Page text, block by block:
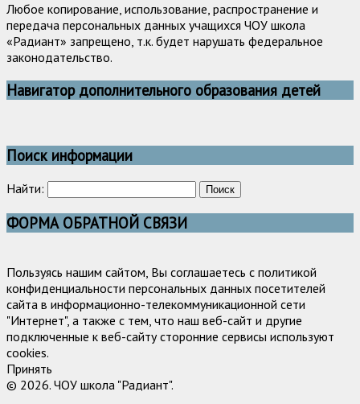
Любое копирование, использование, распространение и
передача персональных данных учащихся ЧОУ школа
«Радиант» запрещено, т.к. будет нарушать федеральное
законодательство.
Навигатор дополнительного образования детей
Поиск информации
Найти:
ФОРМА ОБРАТНОЙ СВЯЗИ
Пользуясь нашим сайтом, Вы соглашаетесь с политикой
конфиденциальности персональных данных посетителей
сайта в информационно-телекоммуникационной сети
"Интернет", а также с тем, что наш веб-сайт и другие
подключенные к веб-сайту сторонние сервисы используют
cookies.
Принять
© 2026. ЧОУ школа "Радиант".